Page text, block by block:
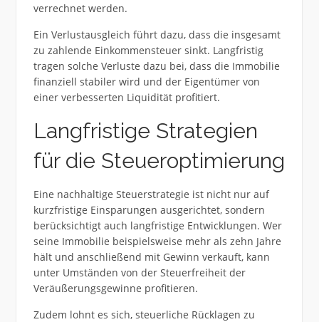
verrechnet werden.
Ein Verlustausgleich führt dazu, dass die insgesamt
zu zahlende Einkommensteuer sinkt. Langfristig
tragen solche Verluste dazu bei, dass die Immobilie
finanziell stabiler wird und der Eigentümer von
einer verbesserten Liquidität profitiert.
Langfristige Strategien
für die Steueroptimierung
Eine nachhaltige Steuerstrategie ist nicht nur auf
kurzfristige Einsparungen ausgerichtet, sondern
berücksichtigt auch langfristige Entwicklungen. Wer
seine Immobilie beispielsweise mehr als zehn Jahre
hält und anschließend mit Gewinn verkauft, kann
unter Umständen von der Steuerfreiheit der
Veräußerungsgewinne profitieren.
Zudem lohnt es sich, steuerliche Rücklagen zu